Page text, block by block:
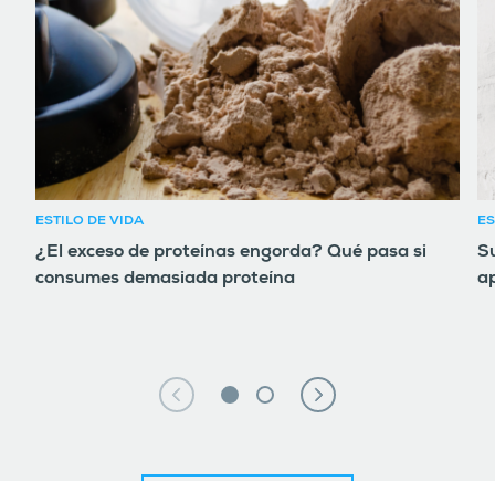
ESTILO DE VIDA
¿El exceso de proteínas engorda? Qué pasa si
consumes demasiada proteína